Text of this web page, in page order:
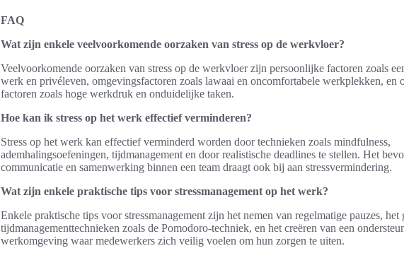
FAQ
Wat zijn enkele veelvoorkomende oorzaken van stress op de werkvloer?
Veelvoorkomende oorzaken van stress op de werkvloer zijn persoonlijke factoren zoals
werk en privéleven, omgevingsfactoren zoals lawaai en oncomfortabele werkplekken, en
factoren zoals hoge werkdruk en onduidelijke taken.
Hoe kan ik stress op het werk effectief verminderen?
Stress op het werk kan effectief verminderd worden door technieken zoals mindfulness,
ademhalingsoefeningen, tijdmanagement en door realistische deadlines te stellen. Het
communicatie en samenwerking binnen een team draagt ook bij aan stressvermindering.
Wat zijn enkele praktische tips voor stressmanagement op het werk?
Enkele praktische tips voor stressmanagement zijn het nemen van regelmatige pauzes, het
tijdmanagementtechnieken zoals de Pomodoro-techniek, en het creëren van een
werkomgeving waar medewerkers zich veilig voelen om hun zorgen te uiten.